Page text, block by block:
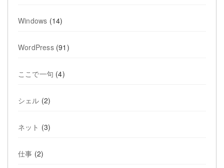
Windows (14)
WordPress(91)
ここで一句 (4)
シェル (2)
ネット (3)
仕事 (2)